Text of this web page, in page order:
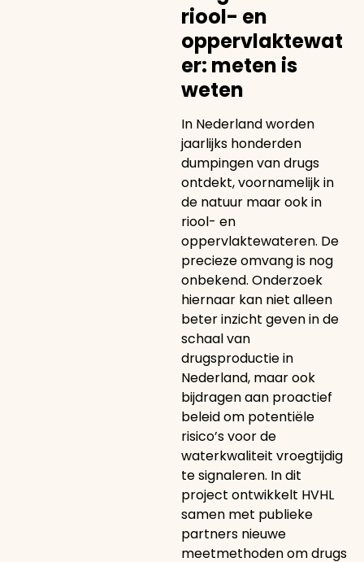
riool- en
oppervlaktewat
er: meten is
weten
In Nederland worden
jaarlijks honderden
dumpingen van drugs
ontdekt, voornamelijk in
de natuur maar ook in
riool- en
oppervlaktewateren. De
precieze omvang is nog
onbekend. Onderzoek
hiernaar kan niet alleen
beter inzicht geven in de
schaal van
drugsproductie in
Nederland, maar ook
bijdragen aan proactief
beleid om potentiële
risico’s voor de
waterkwaliteit vroegtijdig
te signaleren. In dit
project ontwikkelt HVHL
samen met publieke
partners nieuwe
meetmethoden om drugs